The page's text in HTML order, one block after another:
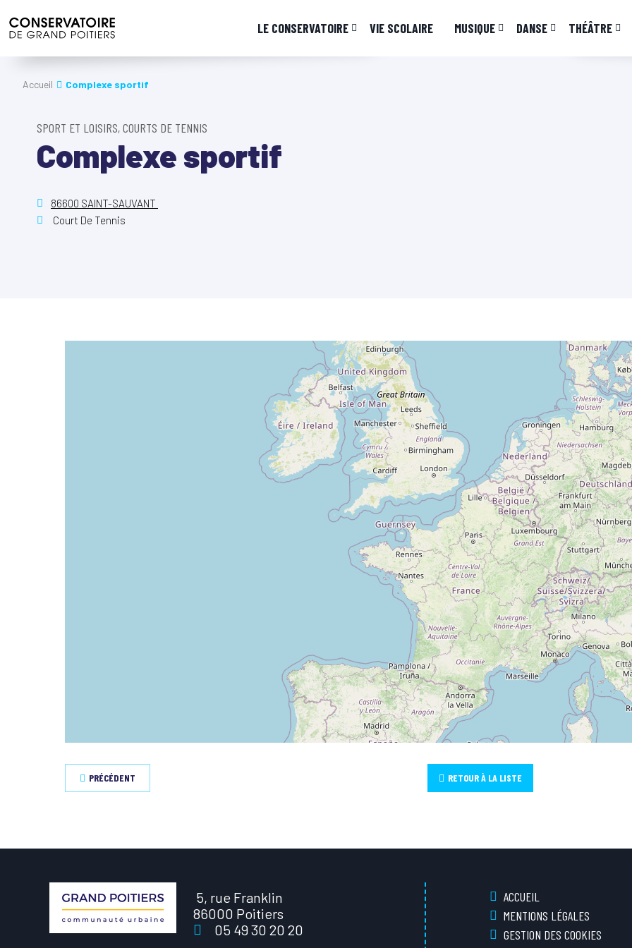
LE CONSERVATOIRE VIE SCOLAIRE MUSIQUE DANSE THÉÂTRE
Accueil Complexe sportif
SPORT ET LOISIRS, COURTS DE TENNIS
Complexe sportif
86600 SAINT-SAUVANT
Court De Tennis
PRÉCÉDENT RETOUR À LA LISTE
5, rue Franklin
86000 Poitiers
05 49 30 20 20
ACCUEIL
MENTIONS LÉGALES
GESTION DES COOKIES